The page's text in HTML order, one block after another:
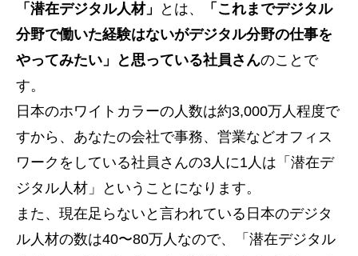
「潜在デジタル人材」 とは、
「これまでデジタル
分野で働いた経験はないがデジタル分野の仕事を
やってみたい」と思っている社員さんのことで
す。
日本のホワイトカラーの人数は約3,000万人程度で
すから、あなたの会社で事務、営業などオフィス
ワークをしている社員さんの3人に1人は「潜在デ
ジタル人材」ということになります。
また、現在足らないと言われている日本のデジタ
ル人材の数は40〜80万人なので、「潜在デジタル